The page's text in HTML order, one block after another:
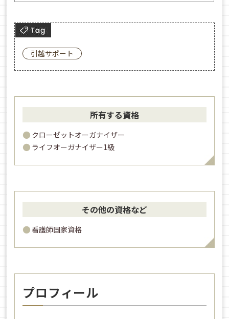
引越サポート
所有する資格
クローゼットオーガナイザー
ライフオーガナイザー1級
その他の資格など
看護師国家資格
プロフィール